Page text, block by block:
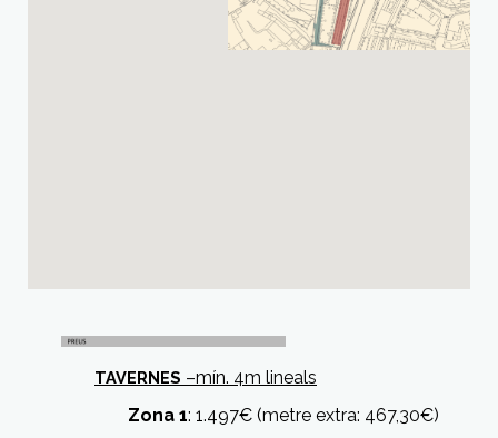
TAVERNES –mín. 4m lineals
Zona 1: 1.497€ (metre extra: 467,30€)